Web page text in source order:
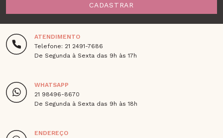
CADASTRAR
ATENDIMENTO
Telefone: 21 2491-7686
De Segunda à Sexta das 9h às 17h
WHATSAPP
21 98496-8670
De Segunda à Sexta das 9h às 18h
ENDEREÇO